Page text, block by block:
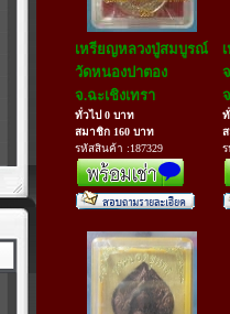
เหรียญหลวงปู่สมบูรณ์
วัดหนองปาตอง
จ.ฉะเชิงเทรา
ทั่วไป 0 บาท
สมาชิก 160 บาท
รหัสสินค้า :187329